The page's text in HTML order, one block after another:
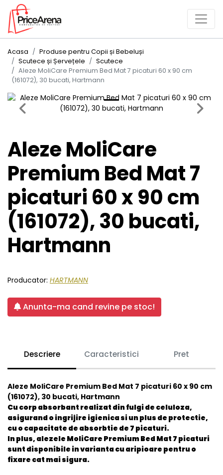
Acasa
Produse pentru Copii și Bebeluși
Scutece și Șervețele
Scutece
Aleze MoliCare Premium Bed Mat 7 picaturi 60 x 90 cm
(161072), 30 bucati, Hartmann
Previous Next
Aleze MoliCare
Premium Bed Mat 7
picaturi 60 x 90 cm
(161072), 30 bucati,
Hartmann
Producator: HARTMANN
Anunta-ma cand revine pe stoc!
Descriere Caracteristici Pret
Aleze MoliCare Premium Bed Mat 7 picaturi 60 x 90 cm
(161072), 30 bucati, Hartmann
Cu corp absorbant realizat din fulgi de celuloza,
asigurand o ingrijire igienica si un plus de protectie,
cu o capacitate de absorbtie de 7 picaturi.
In plus, alezele MoliCare Premium Bed Mat 7 picaturi
sunt disponibile in varianta cu aripioare pentru o
fixare cat mai sigura.